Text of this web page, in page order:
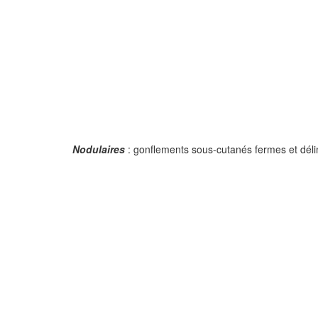
Nodulaires : gonflements sous-cutanés fermes et